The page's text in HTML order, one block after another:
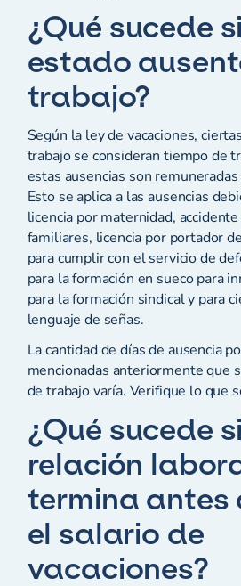
¿Qué sucede
estado
trabajo?
Según la ley de vacaciones,
trabajo se consideran tiempo de
estas ausencias son
Esto se aplica a las ausencias
licencia por maternidad,
familiares, licencia por portador
para cumplir con el servicio de
para la formación en sueco para
para la formación sindical y para
lenguaje de señas.
La cantidad de días de ausencia
mencionadas anteriormente que
de trabajo varía. Verifique lo que
¿Qué sucede
relación
termina antes
el salario de
vacaciones?